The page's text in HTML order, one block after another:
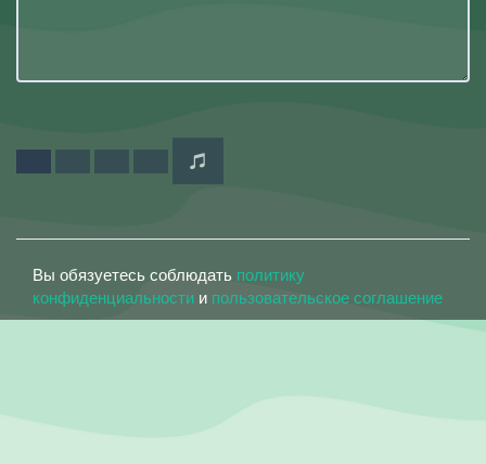
Вы обязуетесь соблюдать политику
конфиденциальности и пользовательское соглашение